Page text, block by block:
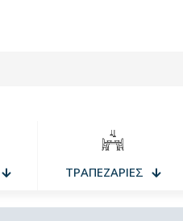
ΤΡΑΠΕΖΑΡΙΕΣ